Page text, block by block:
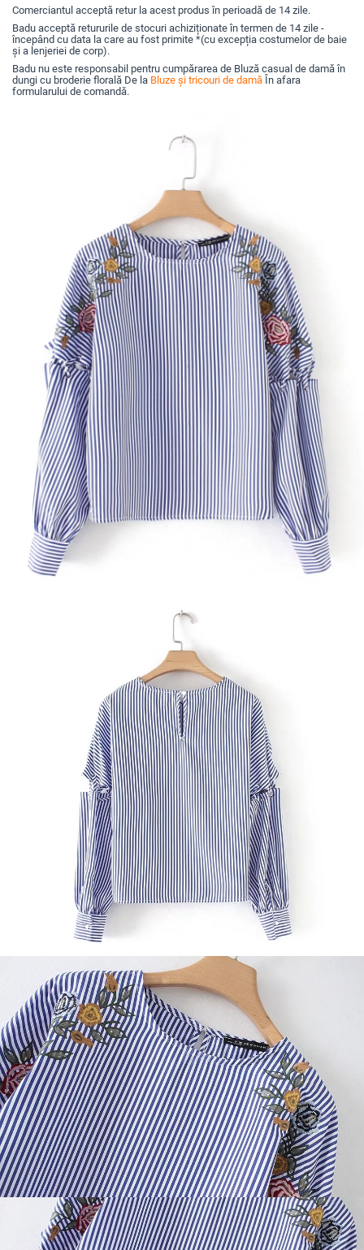
Comerciantul acceptă retur la acest produs în perioadă de 14 zile.
Badu acceptă retururile de stocuri achiziționate în termen de 14 zile -
începând cu data la care au fost primite *(cu excepția costumelor de baie
și a lenjeriei de corp).
Badu nu este responsabil pentru cumpărarea de Bluză casual de damă în
dungi cu broderie florală De la Bluze și tricouri de damă În afara
formularului de comandă.